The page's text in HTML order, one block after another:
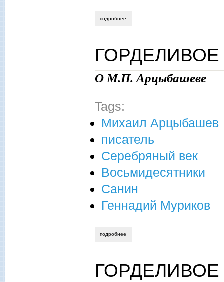
подробнее
О М.П. Арцыбашеве
Tags:
Михаил Арцыбашев
писатель
Серебряный век
Восьмидесятники
Санин
Геннадий Муриков
подробнее